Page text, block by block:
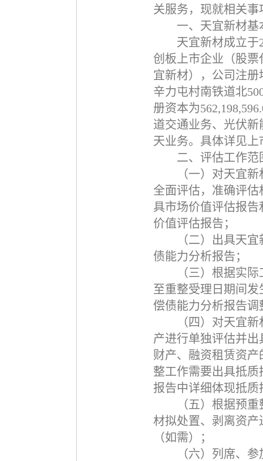
关服务，现就相关事
一、天宜新材基
天宜新材成立于
创板上市企业（股票
宜新材），公司注
辛力屯村南铁道北
册资本为
道交通业务、光伏
天业务。具体详见
二、评估工作范
（一）对天宜
全面评估，准确评
具市场价值评估报
价值评估报告；
（二）出具天
债能力分析报告；
（三）根据实
至重整受理日期间
偿债能力分析报告
（四）对天宜
产进行单独评估并
财产、融资租赁资
整工作需要出具抵
报告中详细体现抵质
（五）根据预
材拟处置、剥离资
（如需）；
（六）列席、